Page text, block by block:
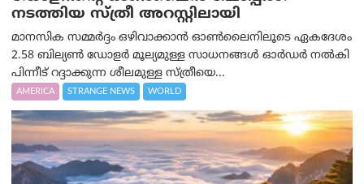
നടത്തിയ സ്ത്രീ അറസ്റ്റിലായി
മാനസിക സമ്മര്‍ദ്ദം ഒഴിവാക്കാന്‍ ഓണ്‍ലൈനിലൂടെ ഏകദേശം
2.58 ബില്യൺ ഡോളർ മൂല്യമുള്ള സാധനങ്ങള്‍ ഓര്‍ഡര്‍ നല്‍കി
പിന്നീട് റദ്ദാക്കുന്ന ശീലമുള്ള സ്ത്രീയെ...
AMERICA STRANGE NEWS WORLD